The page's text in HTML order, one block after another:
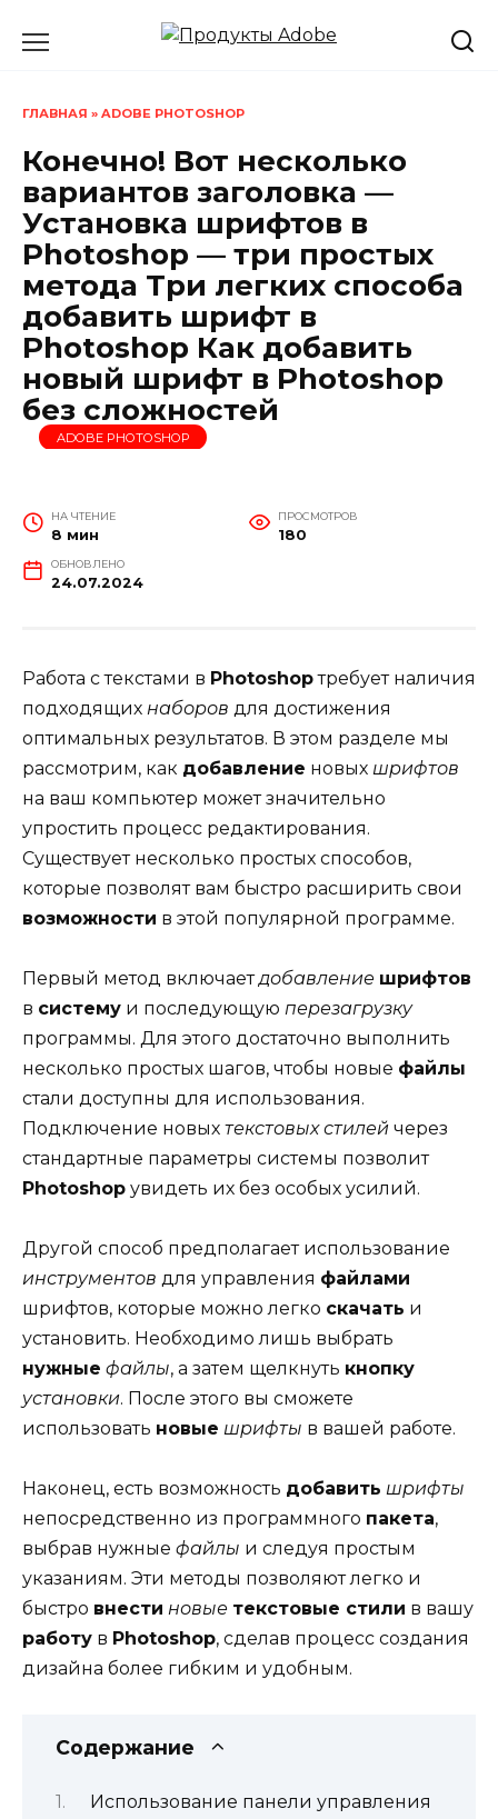
ГЛАВНАЯ » ADOBE PHOTOSHOP
Конечно! Вот несколько
вариантов заголовка —
Установка шрифтов в
Photoshop — три простых
метода Три легких способа
добавить шрифт в
Photoshop Как добавить
новый шрифт в Photoshop
без сложностей
ADOBE PHOTOSHOP
НА ЧТЕНИЕ
8 мин
ПРОСМОТРОВ
180
ОБНОВЛЕНО
24.07.2024
Работа с текстами в Photoshopтребует наличия
подходящих наборов для достижения
оптимальных результатов. В этом разделе мы
рассмотрим, как добавление новых шрифтов
на ваш компьютер может значительно
упростить процесс редактирования.
Существует несколько простых способов,
которые позволят вам быстро расширить свои
возможности в этой популярной программе.
Первый метод включаетдобавление шрифтов
в систему и последующую перезагрузку
программы. Для этого достаточно выполнить
несколько простых шагов, чтобы новые файлы
стали доступны для использования.
Подключение новых текстовых стилей через
стандартные параметры системы позволит
Photoshop увидеть их без особых усилий.
Другой способ предполагает использование
инструментов для управления файлами
шрифтов, которые можно легко скачать и
установить. Необходимо лишь выбрать
нужные файлы, а затем щелкнуть кнопку
установки. После этого вы сможете
использовать новые шрифты в вашей работе.
Наконец, есть возможность добавить шрифты
непосредственно из программного пакета,
выбрав нужные файлы и следуя простым
указаниям. Эти методы позволяют легко и
быстро внести новые текстовые стили в вашу
работу в Photoshop, сделав процесс создания
дизайна более гибким и удобным.
Содержание
Использование панели управления